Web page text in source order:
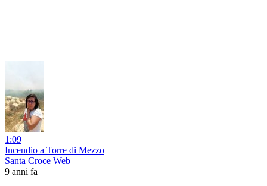
1:09
Incendio a Torre di Mezzo
Santa Croce Web
9 anni fa